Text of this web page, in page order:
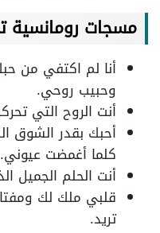
مسجات رومانسية
أنا لم اكتفي من
وحبيب روحي.
أنت الروح التي
أحبك بقدر الشوق
كلما أغمضت عيوني.
أنت الحلم الجميل
قلبي ملك لك
تريد.